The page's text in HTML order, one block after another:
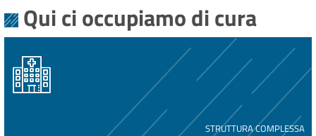
Qui ci occupiamo di cura
STRUTTURA COMPLESSA